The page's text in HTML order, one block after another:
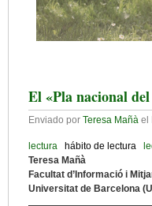
El «Pla nacional
Enviado por Teresa Mañà el
lectura hábito de lectura
Teresa Mañà
Facultat d’Informació i
Universitat de Barcelona